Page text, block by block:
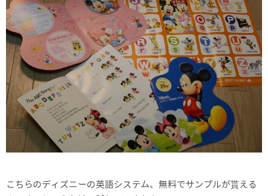
こちらのディズニーの英語システム、無料でサンプルが貰える